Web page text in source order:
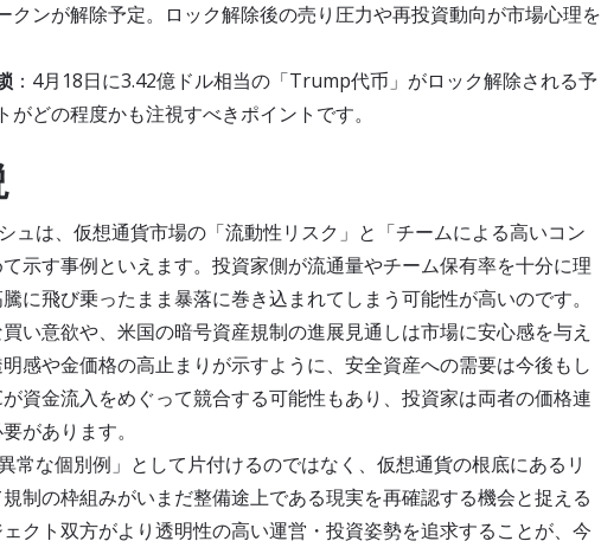
クンが解除予定。ロック解除後の売り圧力や再投資動向が市場心理を
：4月18日に3.42億ドル相当の「Trump代币」がロック解除される予
どの程度かも注視すべきポイントです。
ュは、仮想通貨市場の「流動性リスク」と「チームによる高いコン
示す事例といえます。投資家側が流通量やチーム保有率を十分に理
に飛び乗ったまま暴落に巻き込まれてしまう可能性が高いのです。
い意欲や、米国の暗号資産規制の進展見通しは市場に安心感を与え
感や金価格の高止まりが示すように、安全資産への需要は今後もし
資金流入をめぐって競合する可能性もあり、投資家は両者の価格連
があります。
常な個別例」として片付けるのではなく、仮想通貨の根底にあるリ
制の枠組みがいまだ整備途上である現実を再確認する機会と捉える
クト双方がより透明性の高い運営・投資姿勢を追求することが、今